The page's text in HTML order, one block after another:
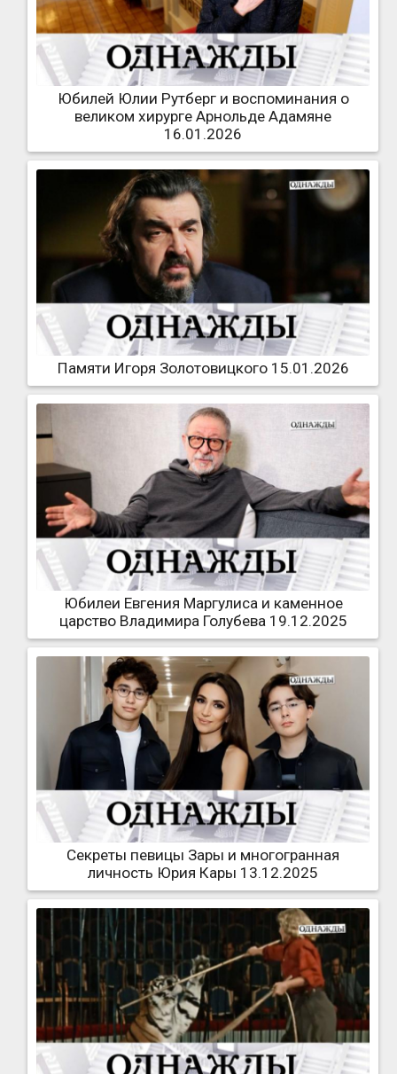
Юбилей Юлии Рутберг и воспоминания о
великом хирурге Арнольде Адамяне
16.01.2026
Памяти Игоря Золотовицкого 15.01.2026
Юбилеи Евгения Маргулиса и каменное
царство Владимира Голубева 19.12.2025
Секреты певицы Зары и многогранная
личность Юрия Кары 13.12.2025